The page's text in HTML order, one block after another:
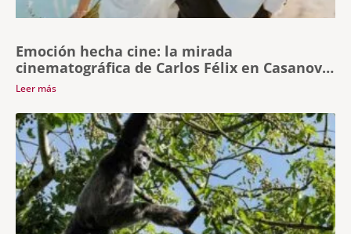
Emoción hecha cine: la mirada
cinematográfica de Carlos Félix en Casanova
FotoWeek 2025
Leer más